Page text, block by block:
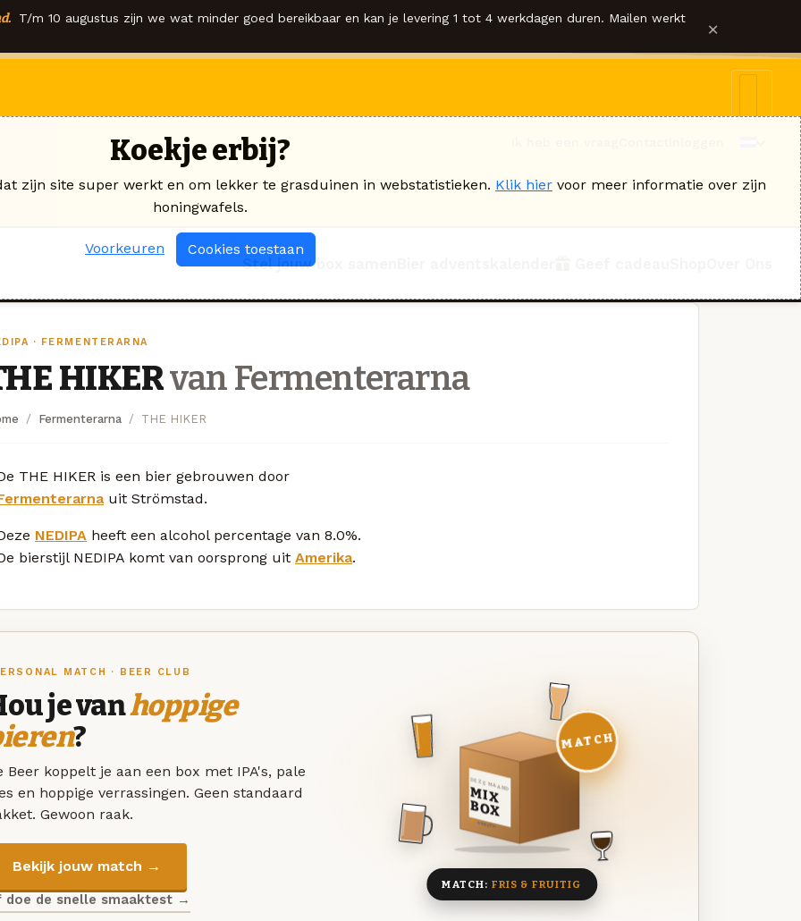
T/m 10 augustus zijn we wat minder goed bereikbaar en kan je levering 1 tot 4 werkdagen duren. Mailen werkt ×
Stel jouw box samen
· FERMENTERARNA
HIKERvan Fermenterarna
Fermenterarna THE HIKER
THE HIKER is een bier gebrouwen door
uit Strömstad.
NEDIPA heeft een alcohol percentage van 8.0%.
bierstijl NEDIPA komt van oorsprong uit Amerika.
MATCH · BEER CLUB
je vanhoppige
?
Beer koppelt je aan een box met IPA's, pale
en hoppige verrassingen. Geen standaard
Gewoon raak.
Bekijk jouw match →
doe de snelle smaaktest →
DEZE MAAND
MIX
BOX
8 BIEREN
MATCH
MATCH: FRIS & FRUITIG
Koekje erbij?
zijn site super werkt en om lekker te grasduinen in webstatistieken. Klik hier voor meer informatie over zijn
honingwafels.
Voorkeuren Cookies toestaan